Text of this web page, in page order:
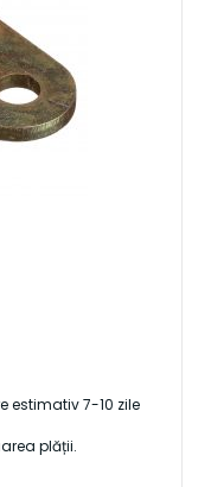
estimativ 7-10 zile
plății.